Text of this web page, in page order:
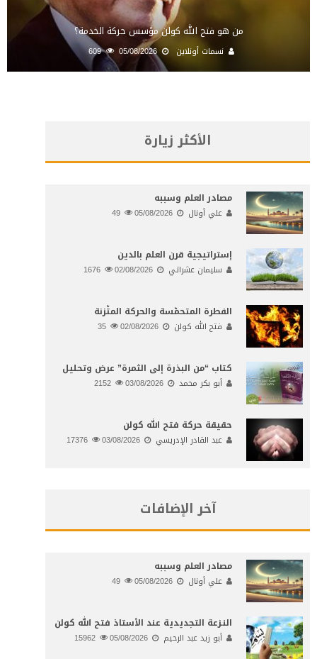
من هو فتح الله كولن مؤسس حركة الخدمة؟
نسمات أونلاين 05/08/2026
609
الأكثر زيارة
مصادر العلم وسببه
علي أونال 05/08/2026
إستراتيجية قرن العلم بالدين
سليمان عشراتي 02/08/2026
الفطرة المتحمّسة والحركة المتّزنة
فتح الله كولن 02/08/2026
كتاب “من البذرة إلى الثمرة” عرض وتحليل
أبو بكر محمد 03/08/2026
حقيقة حركة فتح الله كولن
عبد القادر الإدريسي 03/08/2026
آخر الإضافات
مصادر العلم وسببه
علي أونال 05/08/2026
النـزعة التجديدية عند الأستاذ فتح الله كولن
أبو زيد عبد الرحيم 05/08/2026